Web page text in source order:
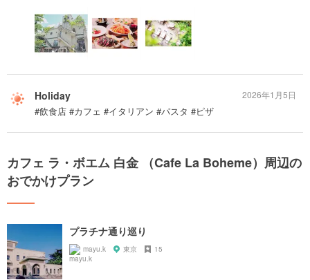
Holiday
#飲食店 #カフェ #イタリアン #パスタ #ピザ
2026年1月5日
カフェ ラ・ボエム 白金 （Cafe La Boheme）周辺の
おでかけプラン
プラチナ通り巡り
mayu.k 東京 15